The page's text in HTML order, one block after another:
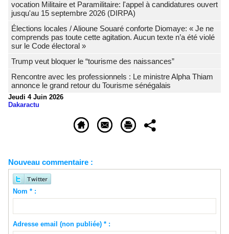
vocation Militaire et Paramilitaire: l'appel à candidatures ouvert
jusqu'au 15 septembre 2026 (DIRPA)
Élections locales / Alioune Souaré conforte Diomaye: « Je ne
comprends pas toute cette agitation. Aucun texte n’a été violé
sur le Code électoral »
Trump veut bloquer le “tourisme des naissances”
Rencontre avec les professionnels : Le ministre Alpha Thiam
annonce le grand retour du Tourisme sénégalais
Jeudi 4 Juin 2026
Dakaractu
Nouveau commentaire :
Nom * :
Adresse email (non publiée) * :